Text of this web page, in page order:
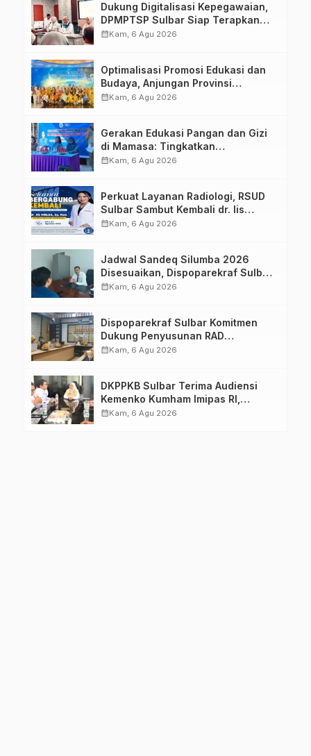
Dukung Digitalisasi Kepegawaian,
DPMPTSP Sulbar Siap Terapkan
Aplikasi FLEKSI ASN
calendar_monthKam, 6 Agu 2026
Optimalisasi Promosi Edukasi dan
Budaya, Anjungan Provinsi
Sulawesi Barat Perkuat Kolaborasi
calendar_monthKam, 6 Agu 2026
Gerakan Edukasi Pangan dan Gizi
di Mamasa: Tingkatkan
Pengetahuan dan Keterampilan
calendar_monthKam, 6 Agu 2026
Perkuat Layanan Radiologi, RSUD
Sulbar Sambut Kembali dr. Iis
Imelda, Sp.Rad
calendar_monthKam, 6 Agu 2026
Jadwal Sandeq Silumba 2026
Disesuaikan, Dispoparekraf Sulbar
Pastikan Persiapan Tetap
calendar_monthKam, 6 Agu 2026
Dispoparekraf Sulbar Komitmen
Dukung Penyusunan RAD
TPB/SDGs Sulawesi Barat
calendar_monthKam, 6 Agu 2026
DKPPKB Sulbar Terima Audiensi
Kemenko Kumham Imipas RI,
Perkuat Pelayanan Kesehatan bagi
calendar_monthKam, 6 Agu 2026